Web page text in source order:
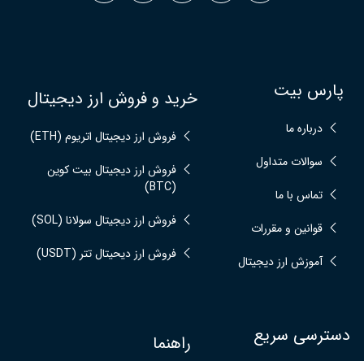
پارس بیت
درباره ما
سوالات متداول
تماس با ما
قوانین و مقررات
آموزش ارز دیجیتال
خرید و فروش ارز دیجیتال
فروش ارز دیجیتال اتریوم (ETH)
فروش ارز دیجیتال بیت کوین
(BTC)
فروش ارز دیجیتال سولانا (SOL)
فروش ارز دیحیتال تتر (USDT)
دسترسی سریع راهنما